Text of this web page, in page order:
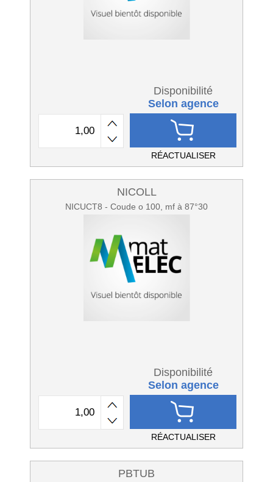
Disponibilité
Selon agence
RÉACTUALISER
NICOLL
NICUCT8 - Coude o 100, mf à 87°30
Disponibilité
Selon agence
RÉACTUALISER
PBTUB